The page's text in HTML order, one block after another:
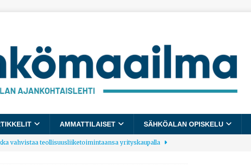
AMMATTILAISET SÄHKÖALAN OPISKELU
vahvistaa teollisuusliiketoimintaansa yrityskaupalla